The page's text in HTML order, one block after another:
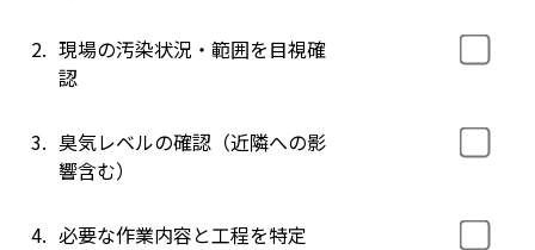
2. 現場の汚染状況・範囲を目視確
認
3. 臭気レベルの確認（近隣への影
響含む）
4. 必要な作業内容と工程を特定